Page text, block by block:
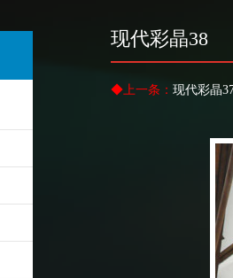
现代彩晶38
◆上一条： 现代彩晶